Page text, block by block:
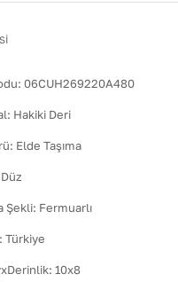
06CUH269220A480
: Hakiki Deri
: Elde Taşıma
Düz
Şekli: Fermuarlı
:Türkiye
:10x8